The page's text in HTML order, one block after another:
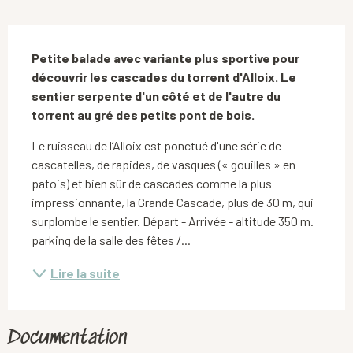
Petite balade avec variante plus sportive pour
découvrir les cascades du torrent d'Alloix. Le
sentier serpente d'un côté et de l'autre du
torrent au gré des petits pont de bois.
Le ruisseau de l’Alloix est ponctué d'une série de
cascatelles, de rapides, de vasques (« gouilles » en
patois) et bien sûr de cascades comme la plus
impressionnante, la Grande Cascade, plus de 30 m, qui
surplombe le sentier. Départ - Arrivée - altitude 350 m.
parking de la salle des fêtes /...
Lire la suite
Documentation